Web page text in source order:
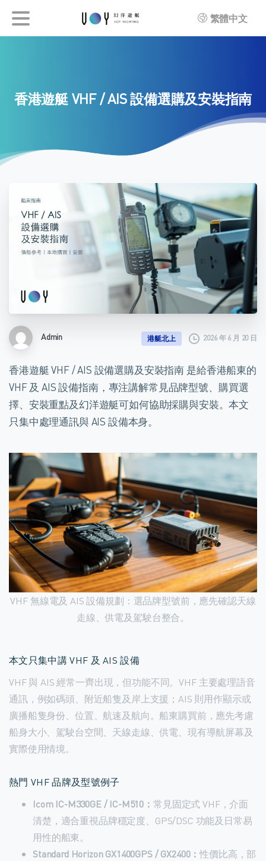
繁體中文
香港遊艇 VHF /AIS設備選購及安裝指南
Admin 港艇北上 2026 年 6 月 20 日
香港遊艇 VHF / AIS 設備選購及安裝指南 是給香港船東的
VHF 及 AIS 設備指南，專注講解常見品牌型號、購買選
擇、安裝重點及幻洋遊艇可如何協助採購與安裝。本文
只集中處理通訊與 AIS 設備本身。
VHF 無線電及 AIS 設備規劃：選品牌型號前，應先確認天線
走線、供電及駕駛台整合。
本文只集中講 VHF 及 AIS 設備
VHF 與 AIS 經常一齊出現，但功能不同。VHF 主要處理語音
通訊，例如碼頭、附近船隻及岸上支援；AIS 則用作顯示或
廣播船隻身份、位置、航速及航向。船東購買前，應先考慮
船身大小、駕駛台空間、天線走線、供電、現有導航屏幕及
實際使用情境。
熱門 VHF 品牌及型號例子
Icom IC-M330GE / IC-M510： 常見固定式 VHF，介面
清楚，適合重視品牌穩定度、GPS/DSC 功能及日常易
用性的船東。
Standard Horizon GX1400GPS / GX2400：性價比高，部